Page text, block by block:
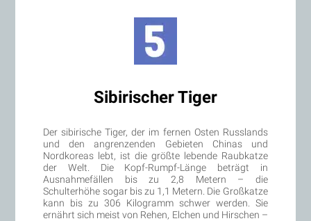
Sibirischer Tiger
Der sibirische Tiger, der im fernen Osten Russlands
und den angrenzenden Gebieten Chinas und
Nordkoreas lebt, ist die größte lebende Raubkatze
der Welt. Die Kopf-Rumpf-Länge beträgt in
Ausnahmefällen bis zu 2,8 Metern – die
Schulterhöhe sogar bis zu 1,1 Metern. Die Großkatze
kann bis zu 306 Kilogramm schwer werden. Sie
ernährt sich meist von Rehen, Elchen und Hirschen –